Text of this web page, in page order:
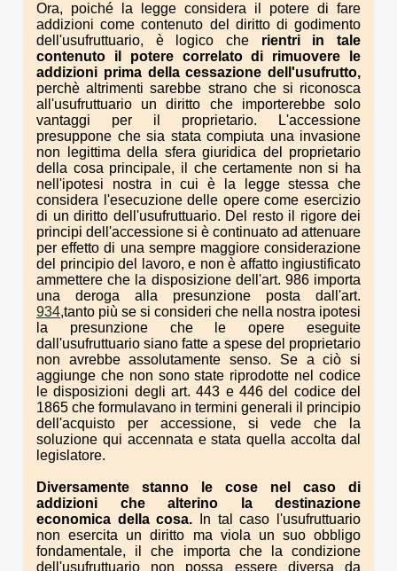
Ora, poiché la legge considera il potere di fare
addizioni come contenuto del diritto di godimento
dell'usufruttuario, è logico che rientri in tale
contenuto il potere correlato di rimuovere le
addizioni prima della cessazione dell'usufrutto,
perchè altrimenti sarebbe strano che si riconosca
all'usufruttuario un diritto che importerebbe solo
vantaggi per il proprietario. L'accessione
presuppone che sia stata compiuta una invasione
non legittima della sfera giuridica del proprietario
della cosa principale, il che certamente non si ha
nell'ipotesi nostra in cui è la legge stessa che
considera l'esecuzione delle opere come esercizio
di un diritto dell'usufruttuario. Del resto il rigore dei
principi dell'accessione si è continuato ad attenuare
per effetto di una sempre maggiore considerazione
del principio del lavoro, e non è affatto ingiustificato
ammettere che la disposizione dell'art. 986 importa
una deroga alla presunzione posta dall'art.
934,tanto più se si consideri che nella nostra ipotesi
la presunzione che le opere eseguite
dall'usufruttuario siano fatte a spese del proprietario
non avrebbe assolutamente senso. Se a ciò si
aggiunge che non sono state riprodotte nel codice
le disposizioni degli art. 443 e 446 del codice del
1865 che formulavano in termini generali il principio
dell'acquisto per accessione, si vede che la
soluzione qui accennata e stata quella accolta dal
legislatore.
Diversamente stanno le cose nel caso di
addizioni che alterino la destinazione
economica della cosa.
In tal caso l'usufruttuario
non esercita un diritto ma viola un suo obbligo
fondamentale, il che importa che la condizione
dell'usufruttuario non possa essere diversa da